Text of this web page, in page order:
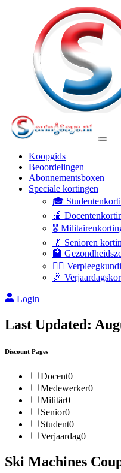
Koopgids
Beoordelingen
Abonnementsboxen
Speciale kortingen
🎓
🍎
🎖️
👴 Senioren
🏥
👩‍⚕️
🎉
Login
Last Updated:
Discount Pages
Docent0
Medewerker0
Militär0
Senior0
Student0
Verjaardag0
Ski Machines